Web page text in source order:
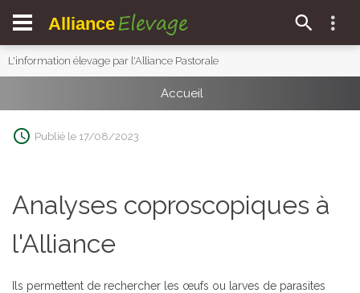
Alliance Elevage
L'information élevage par l'Alliance Pastorale
Accueil
Publié le 17/08/2023
Analyses coproscopiques à
l'Alliance
Ils permettent de rechercher les œufs ou larves de parasites